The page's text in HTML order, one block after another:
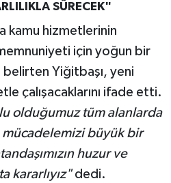
SÜRECEK"
kamu hizmetlerinin
için yoğun bir
Yiğitbaşı, yeni
çalışacaklarını ifade etti.
olduğumuz tüm alanlarda
mücadelemizi büyük bir
huzur ve
kararlıyız"dedi.